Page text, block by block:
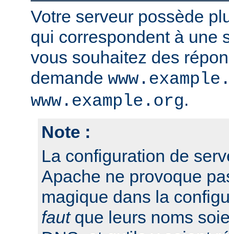
Votre serveur possède
qui correspondent à une
vous souhaitez des
demande
www.example.org.
Note :
La configuration de
Apache ne provoque
magique dans la
fautque leurs noms